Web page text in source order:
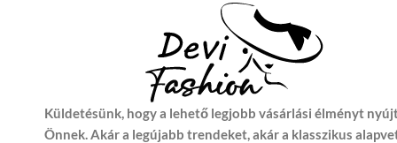
Küldetésünk, hogy a lehető legjobb vásárlási élményt
Önnek. Akár a legújabb trendeket, akár a klasszikus